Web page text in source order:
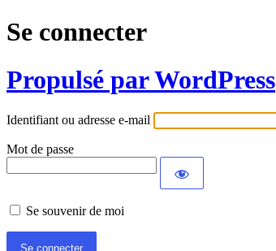
Se connecter
Propulsé par WordPress
Identifiant ou adresse e-mail
Mot de passe
Se souvenir de moi